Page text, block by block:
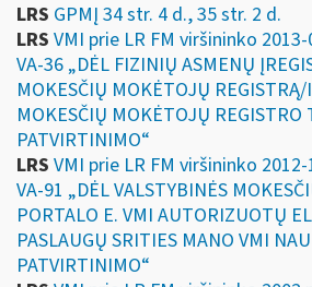
LRS GPMĮ 34 str. 4 d., 35 str. 2 d.
LRS VMI prie LR FM viršininko
VA-36 „DĖL FIZINIŲ ASMENŲ
MOKESČIŲ MOKĖTOJŲ
MOKESČIŲ MOKĖTOJŲ REGISTRO
PATVIRTINIMO“
LRS VMI prie LR FM viršininko
VA-91 „DĖL VALSTYBINĖS
PORTALO E. VMI AUTORIZUOTŲ
PASLAUGŲ SRITIES MANO VMI
PATVIRTINIMO“